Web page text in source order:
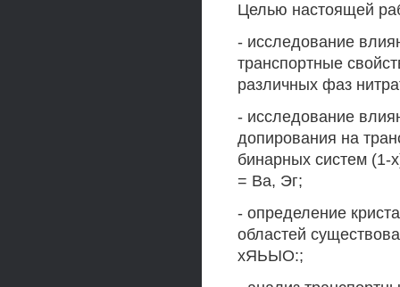
Целью настоящей
- исследование
транспортные
различных фаз
- исследование
допирования на
бинарных систем
= Ва, Эг;
- определение
областей
хЯЬЫО:;